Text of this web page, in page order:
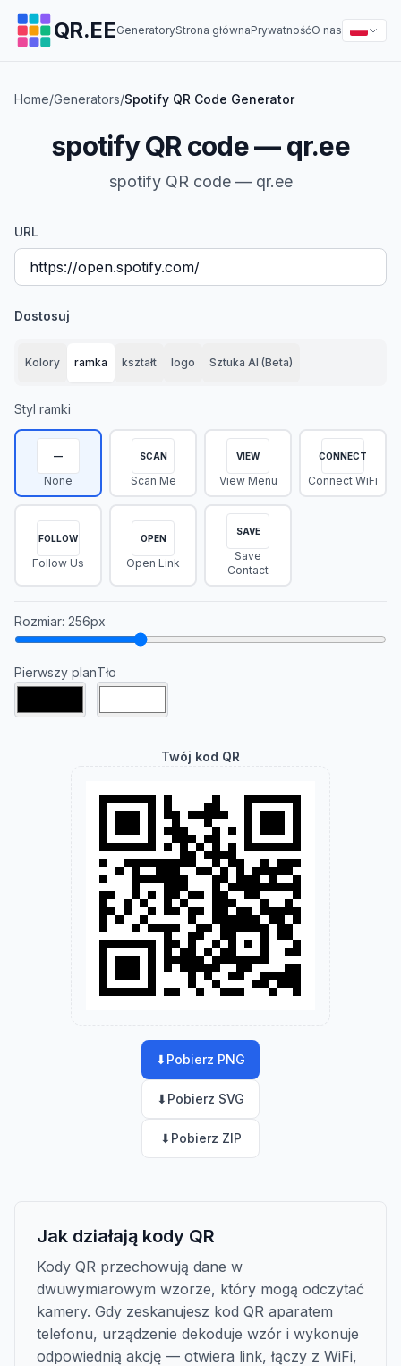
QR.EEGeneratoryStrona głównaPrywatnośćO nas
Home/Generators/Spotify QR Code Generator
spotify QR code — qr.ee
spotify QR code — qr.ee
URL
Dostosuj
Kolory ramka kształt logo Sztuka AI (Beta)
Styl ramki
—
None
SCAN
Scan Me
VIEW
View Menu
CONNECT
Connect WiFi
FOLLOW
Follow Us
OPEN
Open Link
SAVE
Save
Contact
Rozmiar: 256px
Pierwszy planTło
Twój kod QR
⬇ Pobierz PNG
⬇ Pobierz SVG
⬇ Pobierz ZIP
Jak działają kody QR
Kody QR przechowują dane w
dwuwymiarowym wzorze, który mogą odczytać
kamery. Gdy zeskanujesz kod QR aparatem
telefonu, urządzenie dekoduje wzór i wykonuje
odpowiednią akcję — otwiera link, łączy z WiFi,